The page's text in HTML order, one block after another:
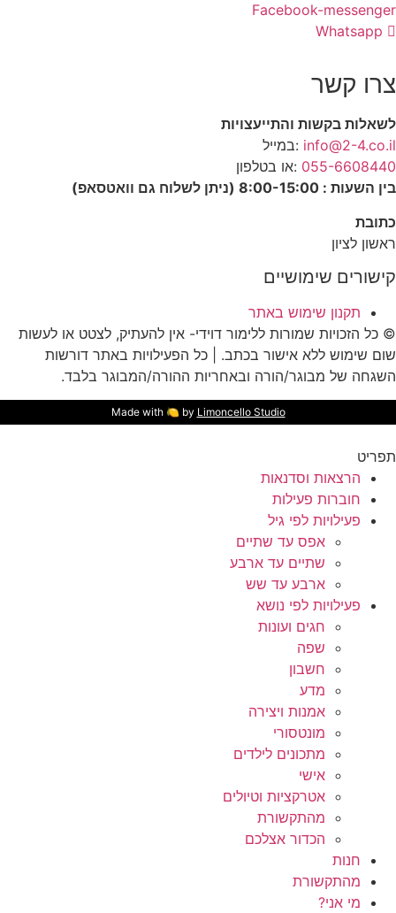
Facebook-messenger
Whatsapp
צרו קשר
לשאלות בקשות והתייעצויות
info@2-4.co.il :במייל
055-6608440 :או בטלפון
בין השעות : 8:00-15:00 (ניתן לשלוח גם וואטסאפ)
כתובת
ראשון לציון
קישורים שימושיים
תקנון שימוש באתר
© כל הזכויות שמורות ללימור דוידי- אין להעתיק, לצטט או לעשות
שום שימוש ללא אישור בכתב. | כל הפעילויות באתר דורשות
השגחה של מבוגר/הורה ובאחריות ההורה/המבוגר בלבד.
Made with 🍋 by Limoncello Studio
תפריט
הרצאות וסדנאות
חוברות פעילות
פעילויות לפי גיל
אפס עד שתיים
שתיים עד ארבע
ארבע עד שש
פעילויות לפי נושא
חגים ועונות
שפה
חשבון
מדע
אמנות ויצירה
מונטסורי
מתכונים לילדים
אישי
אטרקציות וטיולים
מהתקשורת
הכדור אצלכם
חנות
מהתקשורת
מי אני?